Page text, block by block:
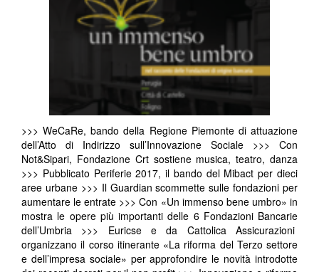
>>> WeCaRe, bando della Regione Piemonte di attuazione
dell’Atto di Indirizzo sull’Innovazione Sociale >>> Con
Not&Sipari, Fondazione Crt sostiene musica, teatro, danza
>>> Pubblicato Periferie 2017, il bando del Mibact per dieci
aree urbane >>> Il Guardian scommette sulle fondazioni per
aumentare le entrate >>> Con «Un immenso bene umbro» in
mostra le opere più importanti delle 6 Fondazioni Bancarie
dell’Umbria >>> Euricse e da Cattolica Assicurazioni
organizzano il corso itinerante «La riforma del Terzo settore
e dell’impresa sociale» per approfondire le novità introdotte